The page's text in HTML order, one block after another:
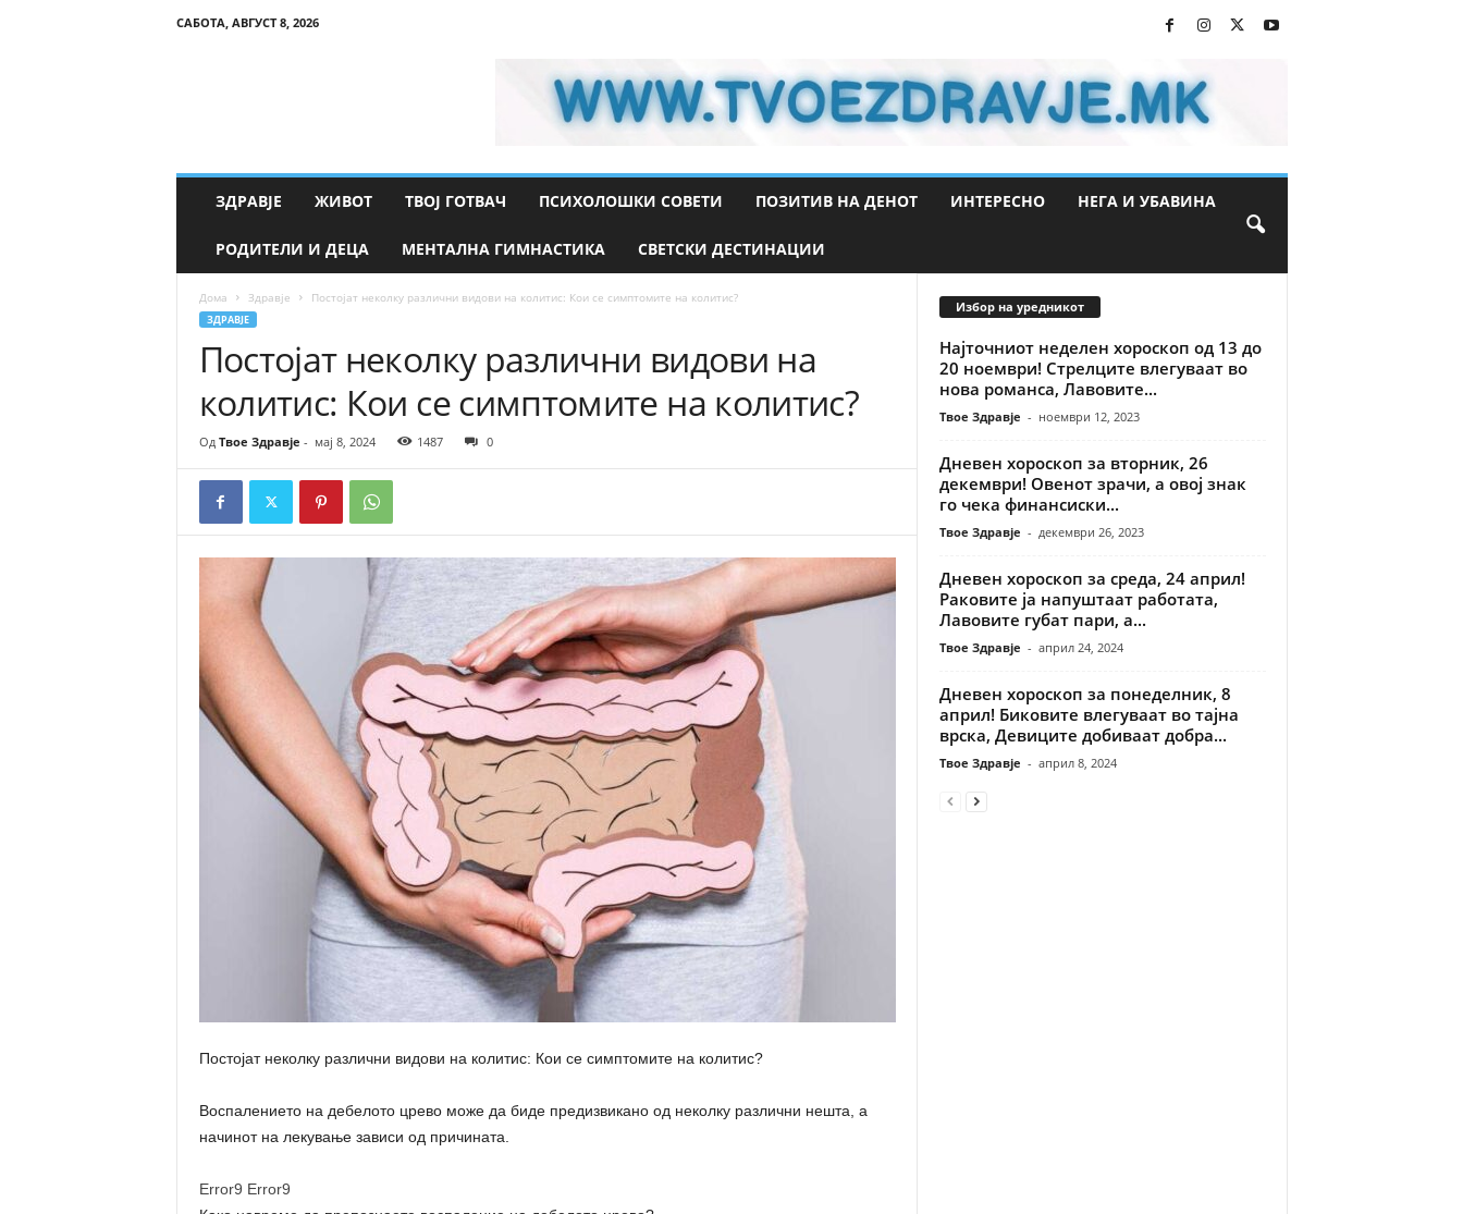
САБОТА, АВГУСТ 8, 2026
ЗДРАВЈЕ ЖИВОТ ТВОЈ ГОТВАЧ ПСИХОЛОШКИ СОВЕТИ ПОЗИТИВ НА ДЕНОТ ИНТЕРЕСНО НЕГА И УБАВИНА
РОДИТЕЛИ И ДЕЦА МЕНТАЛНА ГИМНАСТИКА СВЕТСКИ ДЕСТИНАЦИИ
Дома Здравје Постојат неколку различни видови на колитис: Кои се симптомите на колитис?
ЗДРАВЈЕ
Постојат неколку различни видови на
колитис: Кои се симптомите на колитис?
Од Твое Здравје - мај 8, 2024 1487 0
Постојат неколку различни видови на колитис: Кои се симптомите на колитис?
Воспалението на дебелото црево може да биде предизвикано од неколку различни нешта, а
начинот на лекување зависи од причината.
Error9 Error9
Избор на уредникот
Најточниот неделен хороскоп од 13 до
20 ноември! Стрелците влегуваат во
нова романса, Лавовите...
Твое Здравје - ноември 12, 2023
Дневен хороскоп за вторник, 26
декември! Овенот зрачи, а овој знак
го чека финансиски...
Твое Здравје - декември 26, 2023
Дневен хороскоп за среда, 24 април!
Раковите ја напуштаат работата,
Лавовите губат пари, а...
Твое Здравје - април 24, 2024
Дневен хороскоп за понеделник, 8
април! Биковите влегуваат во тајна
врска, Девиците добиваат добра...
Твое Здравје - април 8, 2024